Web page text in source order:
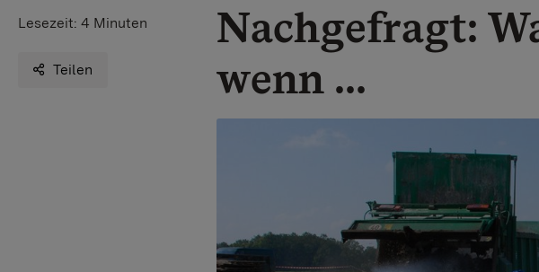
Lesezeit: 4 Minuten
Teilen
Nachgefragt:
wenn ...